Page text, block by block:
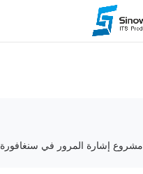
مشروع إشارة المرور في سنغافورة